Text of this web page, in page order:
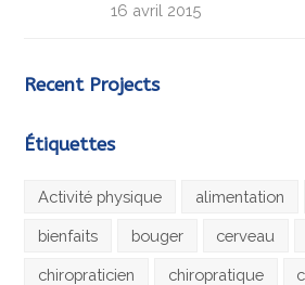
16 avril 2015
Recent Projects
Étiquettes
Activité physique alimentation
bienfaits bouger cerveau
chiropraticien chiropratique